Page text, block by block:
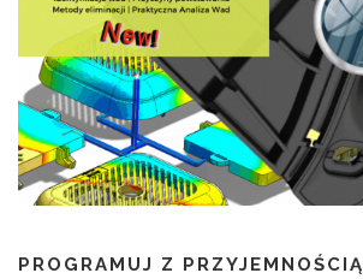
PROGRAMUJ Z PRZYJEMNOŚCIĄ